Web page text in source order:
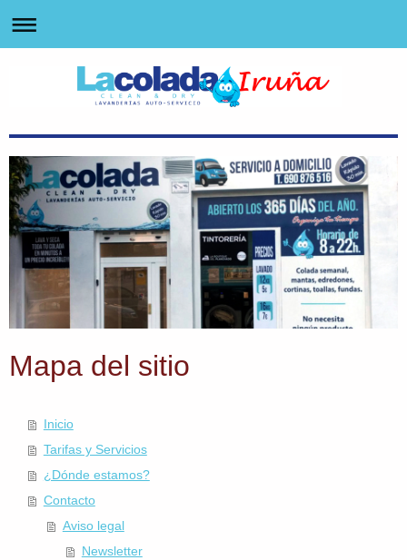
Mapa del sitio
Inicio
Tarifas y Servicios
¿Dónde estamos?
Contacto
Aviso legal
Newsletter